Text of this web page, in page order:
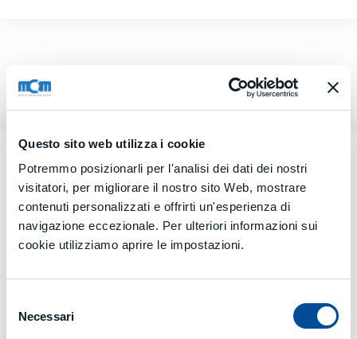
Questo sito web utilizza i cookie
Potremmo posizionarli per l'analisi dei dati dei nostri
visitatori, per migliorare il nostro sito Web, mostrare
contenuti personalizzati e offrirti un'esperienza di
navigazione eccezionale. Per ulteriori informazioni sui
cookie utilizziamo aprire le impostazioni.
delNecessari